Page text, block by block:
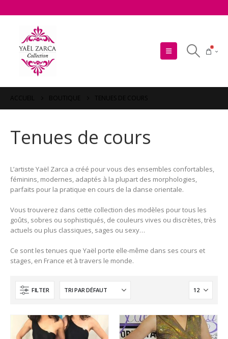
0
Tenues de cours
L’artiste Yaël Zarca a créé pour vous des ensembles confortables,
féminins, modernes, adaptés à la plupart des morphologies,
parfaits pour la pratique en cours de la danse orientale.
Vous trouverez dans cette collection des modèles pour tous les
goûts, sobres ou sophistiqués, de couleurs vives ou discrètes, très
actuels ou plus classiques, sages ou sexy…
Ce sont les tenues que Yaël porte elle-même dans ses cours et
stages, en France et à travers le monde.
FILTER